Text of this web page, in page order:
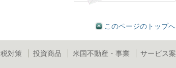
このページのトップへ
対策 投資商品 米国不動産・事業
サービス案